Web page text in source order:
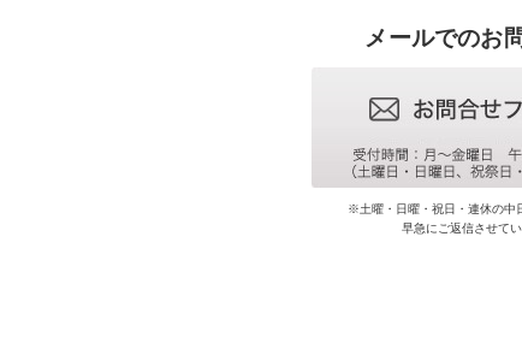
メールでのお
※土曜・日曜・祝日・連休の中
早急にご返信させて